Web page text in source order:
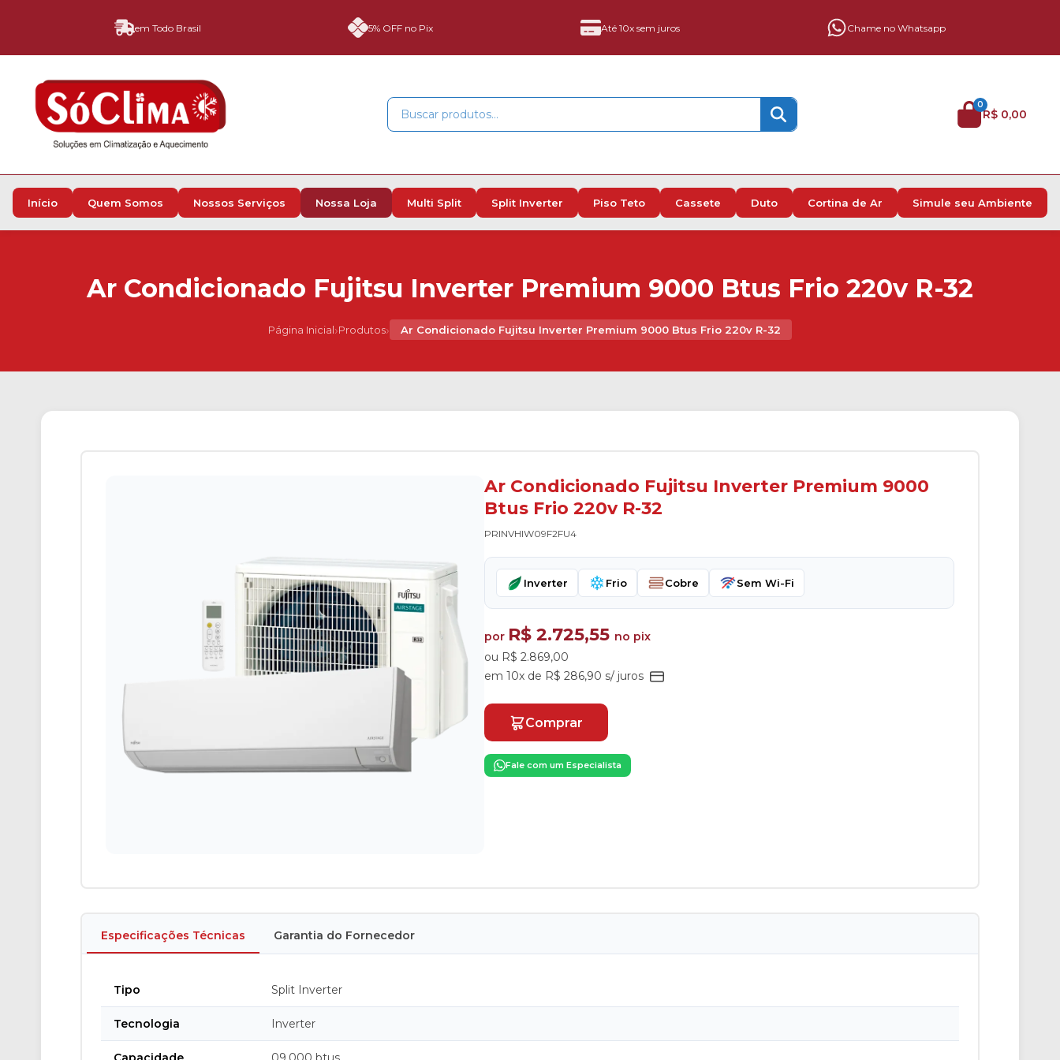
em Todo Brasil 5% OFF no Pix Até 10x sem juros Chame no Whatsapp
0
R$ 0,00
Início Quem Somos Nossos Serviços Nossa Loja Multi Split Split Inverter Piso Teto Cassete Duto Cortina de Ar Simule seu Ambiente
Ar Condicionado Fujitsu Inverter Premium 9000 Btus Frio 220v R-32
Página Inicial›Produtos› Ar Condicionado Fujitsu Inverter Premium 9000 Btus Frio 220v R-32
Ar Condicionado Fujitsu Inverter Premium 9000
Btus Frio 220v R-32
PRINVHIW09F2FU4
Inverter Frio Cobre Sem Wi-Fi
por R$ 2.725,55 no pix
ou R$ 2.869,00
em 10x de R$ 286,90 s/ juros
Comprar
Fale com um Especialista
Especificações Técnicas Garantia do Fornecedor
Tipo Split Inverter
Tecnologia Inverter